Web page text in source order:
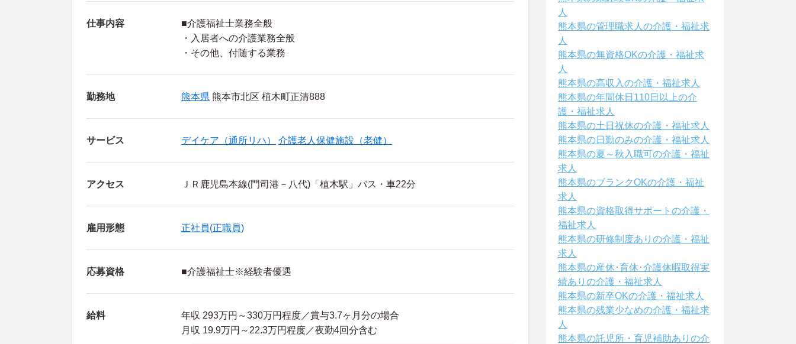
仕事内容
■介護福祉士業務全般
・入居者への介護業務全般
・その他、付随する業務
勤務地 熊本県 熊本市北区 植木町正清888
サービス デイケア（通所リハ） 介護老人保健施設（老健）
アクセス ＪＲ鹿児島本線(門司港－八代)「植木駅」バス・車22分
雇用形態 正社員(正職員)
応募資格 ■介護福祉士※経験者優遇
給料
年収 293万円～330万円程度／賞与3.7ヶ月分の場合
月収 19.9万円～22.3万円程度／夜勤4回分含む
人
熊本県の管理職求人の介護・福祉求
人
熊本県の無資格OKの介護・福祉求
人
熊本県の高収入の介護・福祉求人
熊本県の年間休日110日以上の介
護・福祉求人
熊本県の土日祝休の介護・福祉求人
熊本県の日勤のみの介護・福祉求人
熊本県の夏～秋入職可の介護・福祉
求人
熊本県のブランクOKの介護・福祉
求人
熊本県の資格取得サポートの介護・
福祉求人
熊本県の研修制度ありの介護・福祉
求人
熊本県の産休･育休･介護休暇取得実
績ありの介護・福祉求人
熊本県の新卒OKの介護・福祉求人
熊本県の残業少なめの介護・福祉求
人
熊本県の託児所・育児補助ありの介